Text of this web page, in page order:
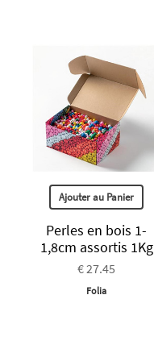
Ajouter au Panier
Perles en bois 1-
1,8cm assortis 1Kg
€ 27.45
Folia